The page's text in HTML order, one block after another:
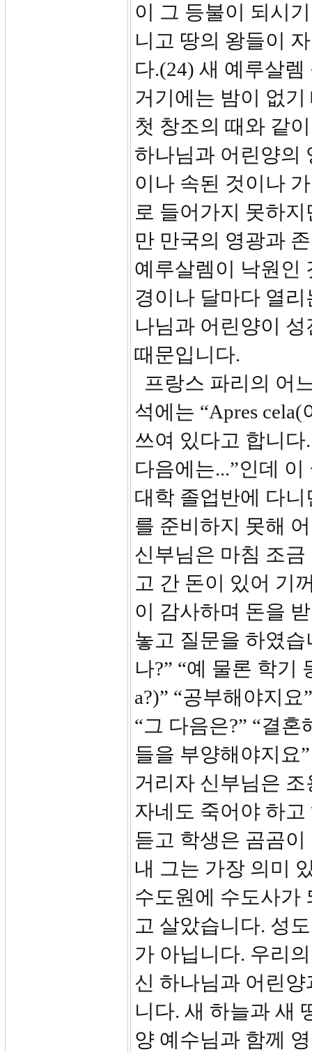
이 그 등불이 되시
니고 땅의 왕들이
다.(24) 새 예루살
거기에는 밤이 없
첫 창조의 때와 같
하나님과 어린양의
이나 속된 것이나
로 들어가지 못하
만 만국의 영광과
예루살렘이 낙원인
경이나 달마다 열
나님과 어린양이
때문입니다.
프랑스 파리의 어
석에는 “Apres cela(
쓰여 있다고 합니
다음에는...”인데
대학 졸업반에 다
를 준비하지 못해
신부님은 마침 조
고 간 돈이 있어 기
이 감사하며 돈을
놓고 질문을 하였
나?” “예 물론 학기
a?)” “공부해야지
“그 다음은?” “결
들을 부양해야지요
거리자 신부님은
자네도 죽어야 하
듣고 학생은 곰곰
내 그는 가장 의미
수도원에 수도사가
고 살았습니다. 성
가 아닙니다. 우리
신 하나님과 어린
니다. 새 하늘과 새
양 예수님과 함께